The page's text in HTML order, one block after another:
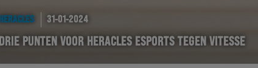
HERACLES 31-01-2024
DRIE PUNTEN VOOR HERACLES ESPORTS TEGEN VITESSE